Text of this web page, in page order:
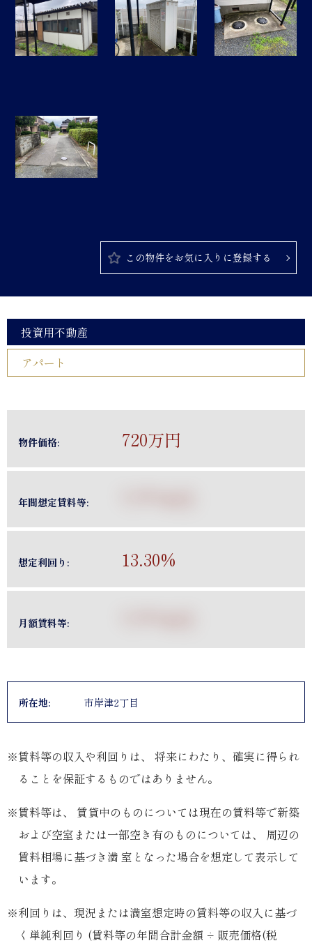
この物件をお気に入りに登録する
投資用不動産
アパート
物件価格: 720万円
年間想定賃料等:
想定利回り: 13.30%
月額賃料等:
所在地: 市岸津2丁目
※賃料等の収入や利回りは、 将来にわたり、確実に得られ
ることを保証するものではありません。
※賃料等は、 賃貸中のものについては現在の賃料等で新築
および空室または一部空き有のものについては、 周辺の
賃料相場に基づき満 室となった場合を想定して表示して
います。
※利回りは、現況または満室想定時の賃料等の収入に基づ
く単純利回り (賃料等の年間合計金額 ÷ 販売価格(税